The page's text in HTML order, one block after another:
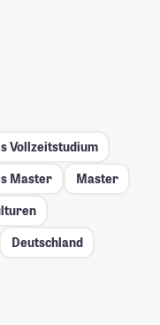
Vollzeitstudium
Master
Master
Deutschland